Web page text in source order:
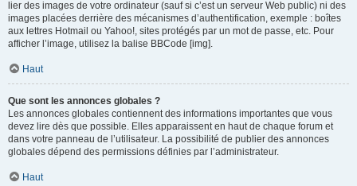
lier des images de votre ordinateur (sauf si c’est un serveur Web public) ni des
images placées derrière des mécanismes d’authentification, exemple : boîtes
aux lettres Hotmail ou Yahoo!, sites protégés par un mot de passe, etc. Pour
afficher l’image, utilisez la balise BBCode [img].
Haut
Que sont les annonces globales ?
Les annonces globales contiennent des informations importantes que vous
devez lire dès que possible. Elles apparaissent en haut de chaque forum et
dans votre panneau de l’utilisateur. La possibilité de publier des annonces
globales dépend des permissions définies par l’administrateur.
Haut